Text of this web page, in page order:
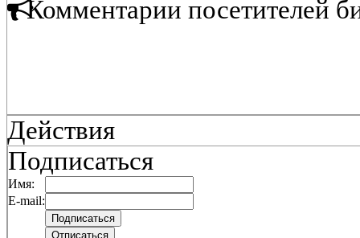
Комментарии посетителей
Действия
Подписаться
Имя:
E-mail: